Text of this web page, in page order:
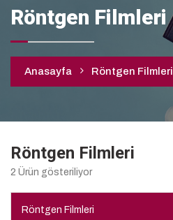
Röntgen Filmleri
Anasayfa Röntgen Filmleri
Röntgen Filmleri
2 Ürün gösteriliyor
Röntgen Filmleri